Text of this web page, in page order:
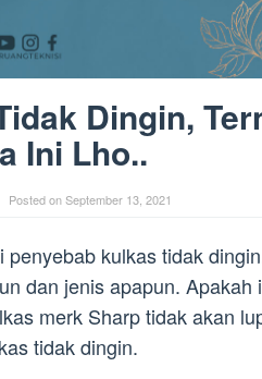
Dingin,
Ini Lho..
Posted onSeptember 13, 2021
kulkas tidak
dan jenis apapun. Apakah
merk Sharp tidak akan
tidak dingin.